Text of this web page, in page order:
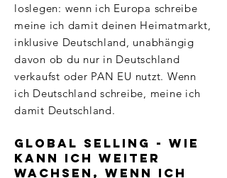
loslegen: wenn ich Europa schreibe
meine ich damit deinen Heimatmarkt,
inklusive Deutschland, unabhängig
davon ob du nur in Deutschland
verkaufst oder PAN EU nutzt. Wenn
ich Deutschland schreibe, meine ich
damit Deutschland.
Global Selling - wie
kann ich weiter
wachsen, wenn ich